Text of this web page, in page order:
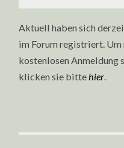
Aktuell haben sich
im Forum registriert.
kostenlosen Anmeldung
klicken sie bitte hier